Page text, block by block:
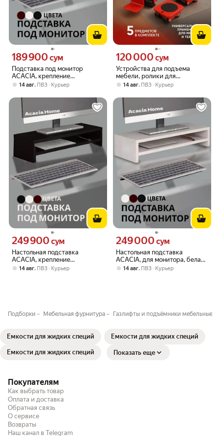
Подставка под монитор
ACACIA, крепление
подъемного механизма, brown
Цена 189900 сум вместо
189 900 сум
14 авг, ПВЗ Курьер
Устройства для подъема
мебели, ролики для
перемещения техники и
Цена 120000 сум вместо
120 000 сум
14 авг, ПВЗ Курьер
Настольная подставка
ACACIA, крепление
подъемного механизма, black,
Цена 249900 сум вместо
249 900 сум
14 авг, ПВЗ Курьер
Настольная подставка
ACACIA, для монитора, белая,
60х22х10,6см
Цена 249000 сум вместо
249 000 сум
14 авг, ПВЗ Курьер
Подборки Мебельная фурнитура Газлифты и подъёмники мебельные
Ёмкости для жидких специй Ёмкости для жидких специй
Ёмкости для жидких специй Показать еще
Покупателям
Как выбрать товар
Оплата и доставка
Обратная связь
О сервисе
Возвраты
Наш канал в Telegram